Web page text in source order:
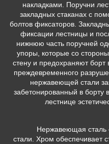
накладками. Поручни
закладных стаканах с
болтов фиксаторов.
фиксации лестницы и
нижнюю часть поручней
упоры, которые со
стену и предохраняют
преждевременного
нержавеющей стали
забетонированный в борту
лестнице
Нержавеющая сталь –
стали. Хром обеспечивает